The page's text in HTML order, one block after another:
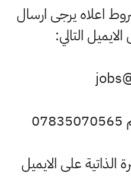
يرجى ارسال
التالي:
على الايميل